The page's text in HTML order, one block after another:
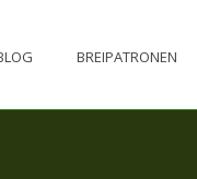
BREIPATRONEN